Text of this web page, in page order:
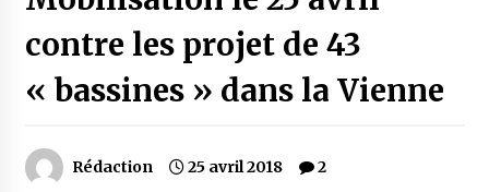
contre les projet de 43
« bassines » dans la Vienne
Rédaction 25 avril 2018 2